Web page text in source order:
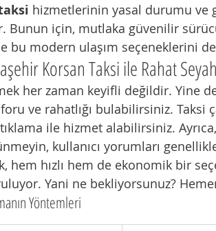
hizmetlerinin yasal durumu ve
için, mutlaka güvenilir
bu modern ulaşım seçeneklerini
Korsan Taksi ile Rahat
her zaman keyifli değildir. Yine
ve rahatlığı bulabilirsiniz. Taksi
ile hizmet alabilirsiniz. Ayrıca,
kullanıcı yorumları
hem hızlı hem de ekonomik bir
Yani ne bekliyorsunuz?
Yöntemleri